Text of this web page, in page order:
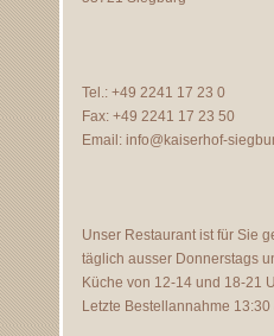
Tel.: +49 2241 17 23 0
Fax: +49 2241 17 23 50
Email: info@kaiserhof-
Unser Restaurant ist für Sie
täglich ausser Donnerstags
Küche von 12-14 und 18-21
Letzte Bestellannahme 13:30